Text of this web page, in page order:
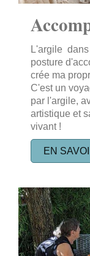
L'argile
posture
crée ma
C'est un
par l'argile,
artistique et
vivant !
EN